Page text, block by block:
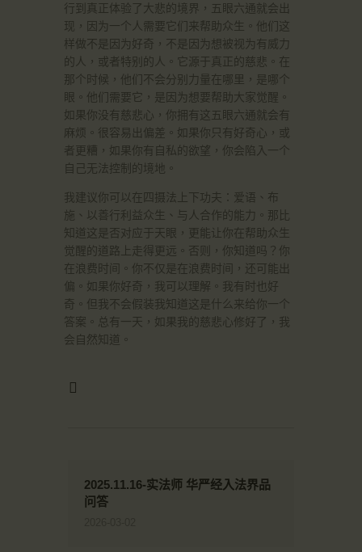
行到真正体验了大悲的境界，五眼六通就会出
现，因为一个人需要它们来帮助众生。他们这
样做不是因为好奇，不是因为想被视为有威力
的人，或者特别的人。它源于真正的慈悲。在
那个时候，他们不会分别力量在哪里，是哪个
眼。他们需要它，是因为想要帮助大家觉醒。
如果你没有慈悲心，你拥有这五眼六通就会有
麻烦。很容易出偏差。如果你只有好奇心，或
者更糟，如果你有自私的欲望，你会陷入一个
自己无法控制的境地。
我建议你可以在四摄法上下功夫：爱语、布
施、以善行利益众生、与人合作的能力。那比
知道这是否对应于天眼，更能让你在帮助众生
觉醒的道路上走得更远。否则，你知道吗？你
在浪费时间。你不仅是在浪费时间，还可能出
偏。如果你好奇，我可以理解。我有时也好
奇。但我不会假装我知道这是什么来给你一个
答案。总有一天，如果我的慈悲心修好了，我
会自然知道。
2025.11.16-实法师 华严经入法界品
问答